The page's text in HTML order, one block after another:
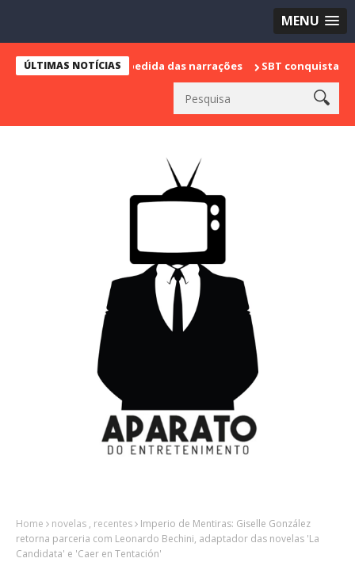
MENU
ÚLTIMAS NOTÍCIAS
sua despedida das narrações SBT conquista a vice
Home novelas , recentes
Imperio de Mentiras: Giselle González
retorna parceria com Leonardo Bechini, adaptador das novelas 'La
Candidata' e 'Caer en Tentación'